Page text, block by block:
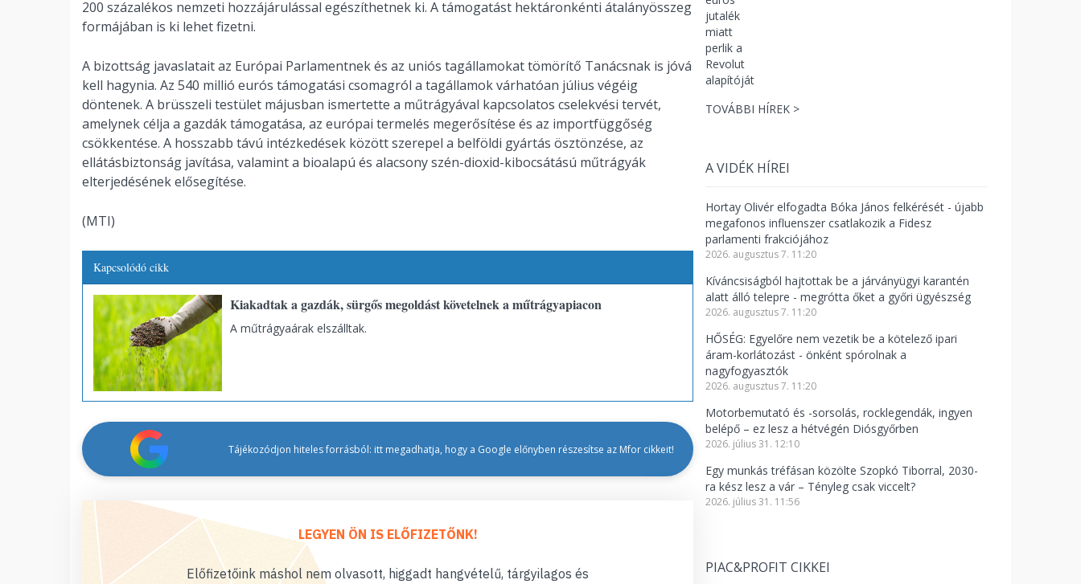
200 százalékos nemzeti hozzájárulással egészíthetnek ki. A támogatást hektáronkénti átalányösszeg
formájában is ki lehet fizetni.
A bizottság javaslatait az Európai Parlamentnek és az uniós tagállamokat tömörítő Tanácsnak is jóvá
kell hagynia. Az 540 millió eurós támogatási csomagról a tagállamok várhatóan július végéig
döntenek. A brüsszeli testület májusban ismertette a műtrágyával kapcsolatos cselekvési tervét,
amelynek célja a gazdák támogatása, az európai termelés megerősítése és az importfüggőség
csökkentése. A hosszabb távú intézkedések között szerepel a belföldi gyártás ösztönzése, az
ellátásbiztonság javítása, valamint a bioalapú és alacsony szén-dioxid-kibocsátású műtrágyák
elterjedésének elősegítése.
(MTI)
Kapcsolódó cikk
Kiakadtak a gazdák, sürgős megoldást követelnek a műtrágyapiacon
A műtrágyaárak elszálltak.
Tájékozódjon hiteles forrásból: itt megadhatja, hogy a Google előnyben részesítse az Mfor cikkeit!
LEGYEN ÖN IS ELŐFIZETŐNK!
Előfizetőink máshol nem olvasott, higgadt hangvételű, tárgyilagos és
TOVÁBBI HÍREK >
A VIDÉK HÍREI
Hortay Olivér elfogadta Bóka János felkérését - újabb
megafonos influenszer csatlakozik a Fidesz
parlamenti frakciójához
2026. augusztus 7. 11:20
Kíváncsiságból hajtottak be a járványügyi karantén
alatt álló telepre - megrótta őket a győri ügyészség
2026. augusztus 7. 11:20
HŐSÉG: Egyelőre nem vezetik be a kötelező ipari
áram-korlátozást - önként spórolnak a
nagyfogyasztók
2026. augusztus 7. 11:20
Motorbemutató és -sorsolás, rocklegendák, ingyen
belépő – ez lesz a hétvégén Diósgyőrben
2026. július 31. 12:10
Egy munkás tréfásan közölte Szopkó Tiborral, 2030-
ra kész lesz a vár – Tényleg csak viccelt?
2026. július 31. 11:56
PIAC&PROFIT CIKKEI